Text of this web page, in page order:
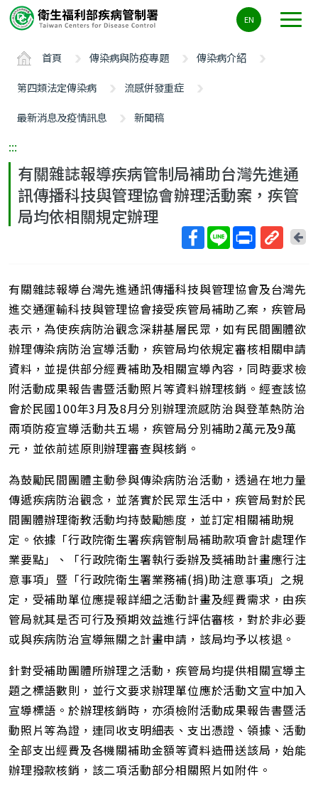
要
ALT+C
EN
首頁 傳染病與防疫專題
傳染病介紹
第四類法定傳染病
流感併發重症
最新消息及疫情訊息
新聞稿
:::
有關雜誌報導疾病管制局補助台灣先進通
訊傳播科技與管理協會辦理活動案，疾管
局均依相關規定辦理
短
網
址
回
有關雜誌報導台灣先進通訊傳播科技與管理協會及台灣先
進交通運輸科技與管理協會接受疾管局補助乙案，疾管局
表示，為使疾病防治觀念深耕基層民眾，如有民間團體欲
辦理傳染病防治宣導活動，疾管局均依規定審核相關申請
資料，並提供部分經費補助及相關宣導內容，同時要求檢
附活動成果報告書暨活動照片等資料辦理核銷。經查該協
會於民國100年3月及8月分別辦理流感防治與登革熱防治
兩項防疫宣導活動共五場，疾管局分別補助2萬元及9萬
元，並依前述原則辦理審查與核銷。
為鼓勵民間團體主動參與傳染病防治活動，透過在地力量
傳遞疾病防治觀念，並落實於民眾生活中，疾管局對於民
間團體辦理衛教活動均持鼓勵態度，並訂定相關補助規
定。依據「行政院衛生署疾病管制局補助款項會計處理作
業要點」、「行政院衛生署執行委辦及獎補助計畫應行注
意事項」暨「行政院衛生署業務補(捐)助注意事項」之規
定，受補助單位應提報詳細之活動計畫及經費需求，由疾
管局就其是否可行及預期效益進行評估審核，對於非必要
或與疾病防治宣導無關之計畫申請，該局均予以核退。
針對受補助團體所辦理之活動，疾管局均提供相關宣導主
題之標語數則，並行文要求辦理單位應於活動文宣中加入
宣導標語。於辦理核銷時，亦須檢附活動成果報告書暨活
動照片等為證，連同收支明細表、支出憑證、領據、活動
全部支出經費及各機關補助金額等資料造冊送該局，始能
辦理撥款核銷，該二項活動部分相關照片如附件。